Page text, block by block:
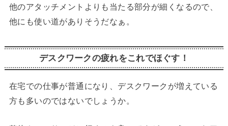
他のアタッチメントよりも当たる部分が細くなるので、
他にも使い道がありそうだなぁ。
デスクワークの疲れをこれでほぐす！
在宅での仕事が普通になり、デスクワークが増えている
方も多いのではないでしょうか。